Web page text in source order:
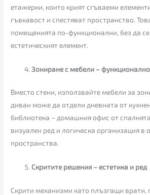
етажерки, които крият сгъваеми
гъвкавост и спестяват пространство.
помещенията по-функционални, без да се
естетическият елемент.
Зониране с мебели –
Вместо стени, използвайте мебели за
диван може да отдели дневната от
библиотека – домашния офис от
визуален ред и логическа организация в
пространства.
Скритите решения – естетика и ред
Скрити механизми като плъзгащи врати,